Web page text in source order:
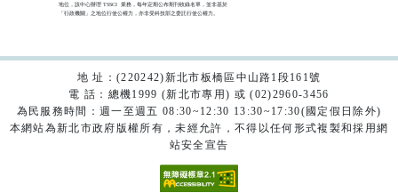
地位，該中心辦理 TSSCI  業務，每年定期公布期刊收錄名單，並非基於
「行政機關」之地位行使公權力，亦非受科技部之委託行使公權力。
地 址：(220242)新北市板橋區中山路1段161號
電 話：總機1999 (新北市專用) 或 (02)2960-3456
為民服務時間：週一至週五 08:30~12:30 13:30~17:30(國定假日除外)
本網站為新北市政府版權所有，未經允許，不得以任何形式複製和採用網
站安全宣告